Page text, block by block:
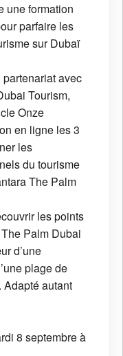
une formation
parfaire les
sur Dubaï
avec
Tourism,
Onze
en ligne les 3
les
du tourisme
The Palm
les points
Palm Dubai
d’une
plage de
autant
8 septembre à